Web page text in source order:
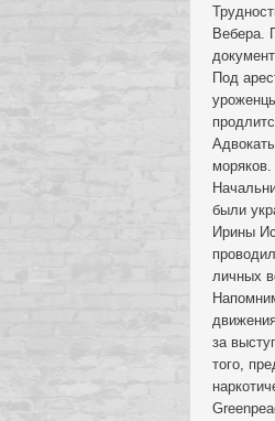
Вебера.
Под
моряков.
были
Ирины
личных
за
того,